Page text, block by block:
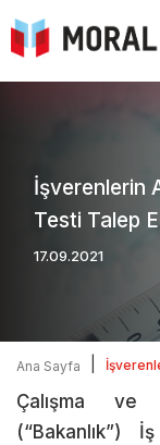
İşverenlerin
Testi Talep
17.09.2021
Ana Sayfa
Çalışma ve
(“Bakanlık”)